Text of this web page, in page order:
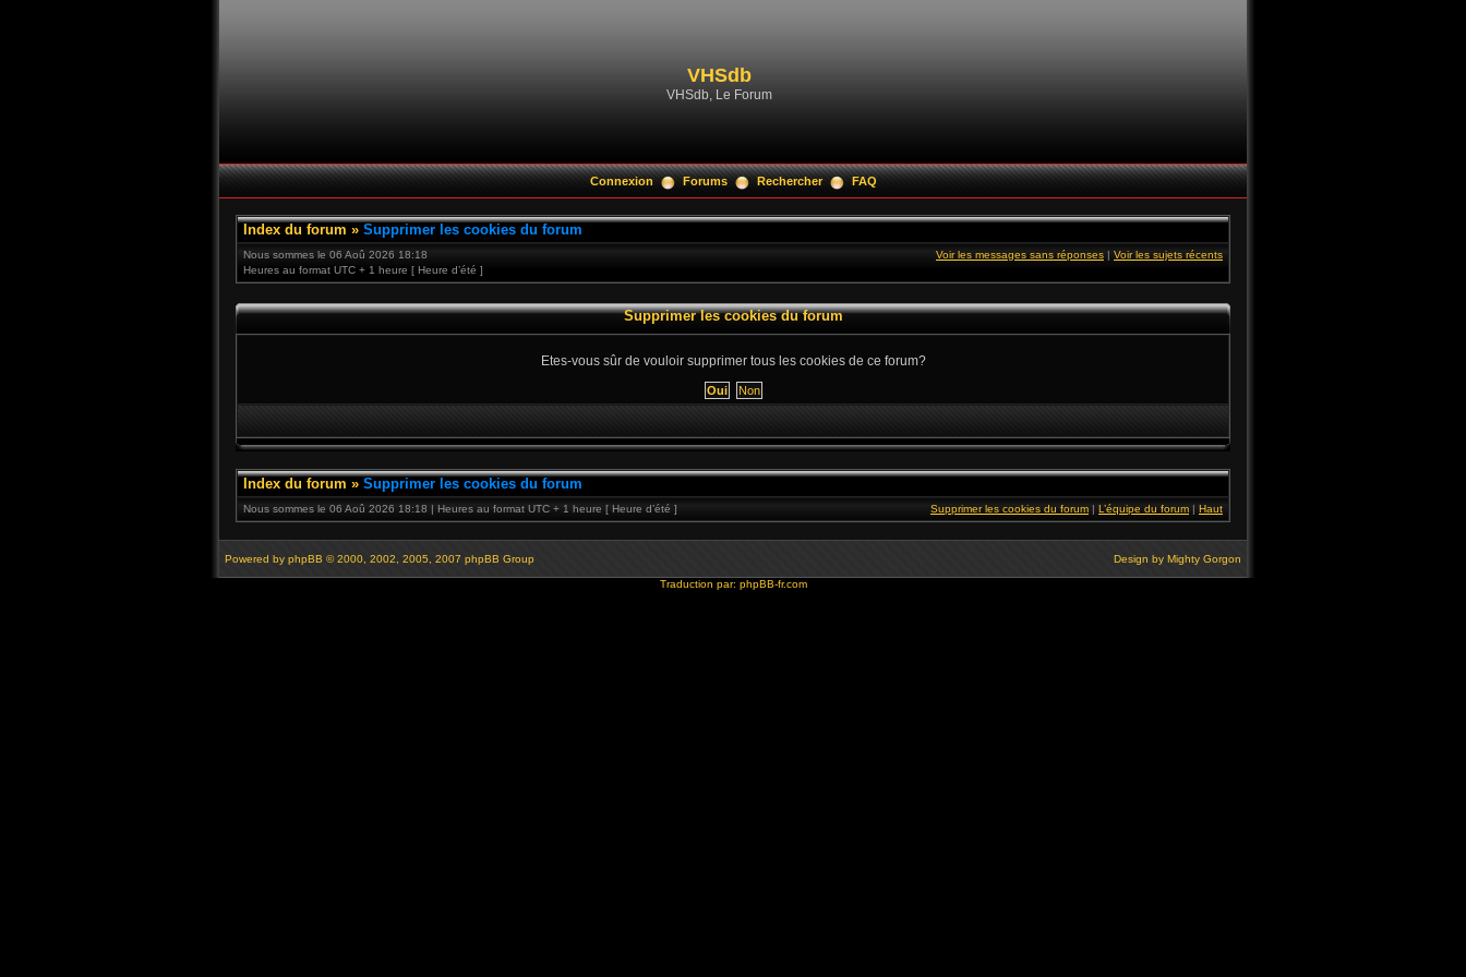
VHSdb
VHSdb, Le Forum
Connexion Forums Rechercher FAQ
Index du forum » Supprimer les cookies du forum
Nous sommes le 06 Aoû 2026 18:18
Heures au format UTC + 1 heure [ Heure d’été ]
Voir les messages sans réponses | Voir les sujets récents
Supprimer les cookies du forum
Etes-vous sûr de vouloir supprimer tous les cookies de ce forum?
Index du forum » Supprimer les cookies du forum
Nous sommes le 06 Aoû 2026 18:18 | Heures au format UTC + 1 heure [ Heure d’été ] Supprimer les cookies du forum | L’équipe du forum | Haut
Powered by phpBB © 2000, 2002, 2005, 2007 phpBB Group Design by Mighty Gorgon
Traduction par: phpBB-fr.com